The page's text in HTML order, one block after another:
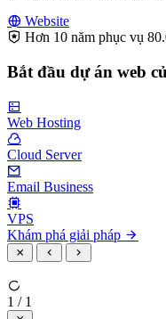
Website
Hơn 10 năm phục vụ
Bắt đầu dự án web
Web Hosting
Cloud Server
Email Business
VPS
Khám phá giải pháp
1 / 1